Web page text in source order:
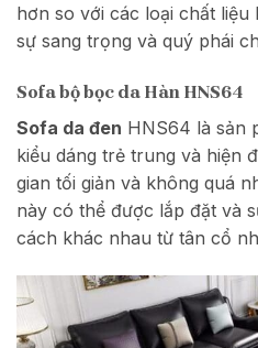
hơn so với các loại chất
sự sang trọng và quý phái
Sofa bộ bọc da Hàn HNS64
Sofa da đen HNS64 là sản
kiểu dáng trẻ trung và hiện
gian tối giản và không quá
này có thể được lắp đặt và
cách khác nhau từ tân cổ